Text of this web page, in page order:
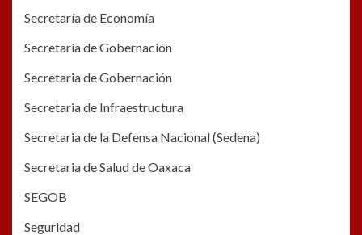
Secretaría de Economía
Secretaría de Gobernación
Secretaria de Gobernación
Secretaria de Infraestructura
Secretaria de la Defensa Nacional (Sedena)
Secretaria de Salud de Oaxaca
SEGOB
Seguridad